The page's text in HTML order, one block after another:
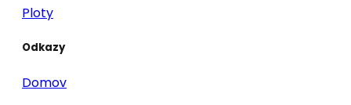
Ploty
Odkazy
Domov